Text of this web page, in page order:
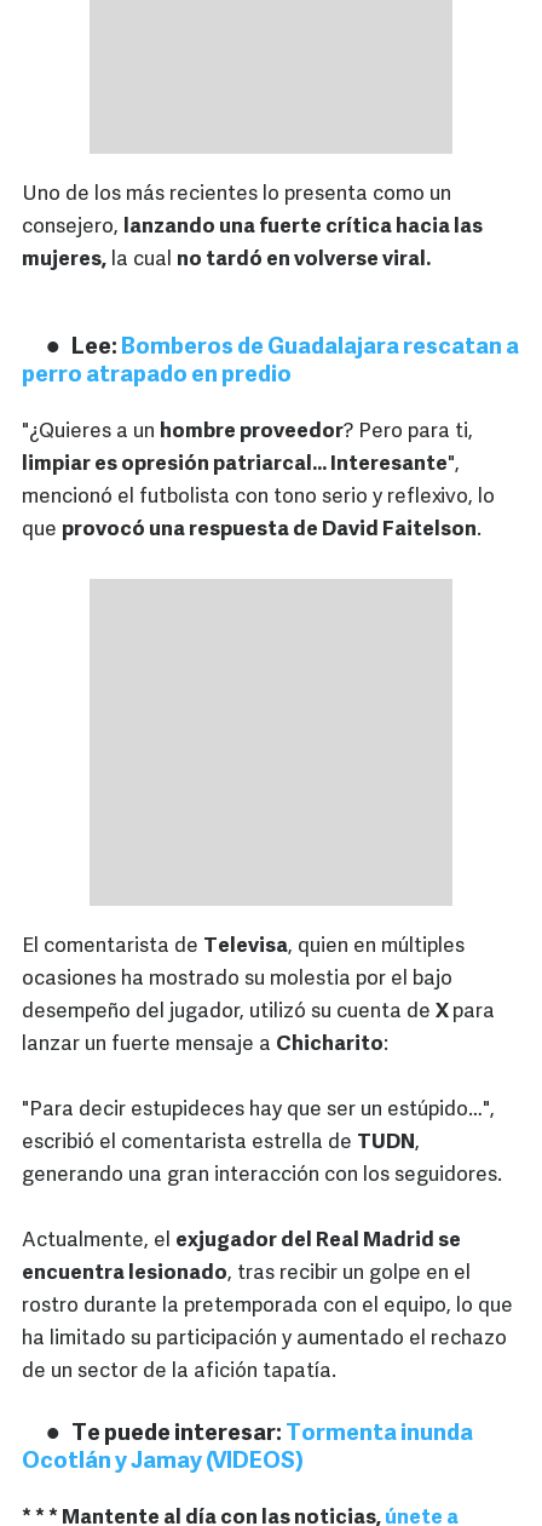
Uno de los más recientes lo presenta como un
consejero, lanzando una fuerte crítica hacia las
mujeres, la cual no tardó en volverse viral.
Lee: Bomberos de Guadalajara rescatan a
perro atrapado en predio
"¿Quieres a un hombre proveedor? Pero para ti,
limpiar es opresión patriarcal... Interesante",
mencionó el futbolista con tono serio y reflexivo, lo
que provocó una respuesta de David Faitelson.
El comentarista de Televisa, quien en múltiples
ocasiones ha mostrado su molestia por el bajo
desempeño del jugador, utilizó su cuenta de X para
lanzar un fuerte mensaje a Chicharito:
"Para decir estupideces hay que ser un estúpido…",
escribió el comentarista estrella de TUDN,
generando una gran interacción con los seguidores.
Actualmente, el exjugador del Real Madrid se
encuentra lesionado, tras recibir un golpe en el
rostro durante la pretemporada con el equipo, lo que
ha limitado su participación y aumentado el rechazo
de un sector de la afición tapatía.
Te puede interesar: Tormenta inunda
Ocotlán y Jamay (VIDEOS)
* * * Mantente al día con las noticias, únete a